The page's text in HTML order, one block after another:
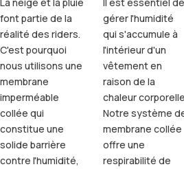
La neige et la pluie
font partie de la
réalité des riders.
C'est pourquoi
nous utilisons une
membrane
imperméable
collée qui
constitue une
solide barrière
contre l'humidité,
Il est essentiel de
gérer l'humidité
qui s'accumule à
l'intérieur d'un
vêtement en
raison de la
chaleur
Notre système
membrane collée
offre une
respirabilité de